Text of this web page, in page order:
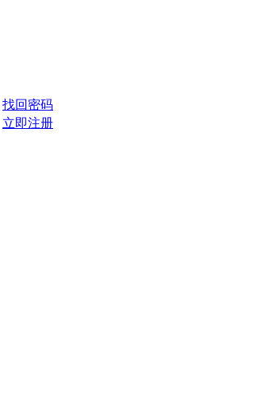
找回密码
立即注册